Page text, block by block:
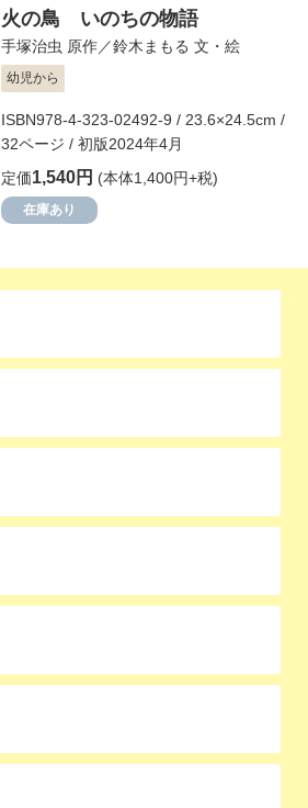
火の鳥 いのちの物語
手塚治虫 原作／鈴木まもる 文・絵
幼児から
ISBN978-4-323-02492-9 / 23.6×24.5cm /
32ページ / 初版2024年4月
定価1,540円 (本体1,400円+税)
在庫あり